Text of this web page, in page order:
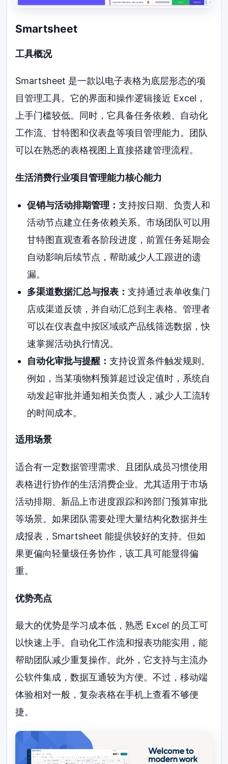
Smartsheet
工具概况
Smartsheet 是一款以电子表格为底层形态的项
目管理工具。它的界面和操作逻辑接近 Excel，
上手门槛较低。同时，它具备任务依赖、自动化
工作流、甘特图和仪表盘等项目管理能力。团队
可以在熟悉的表格视图上直接搭建管理流程。
生活消费行业项目管理能力核心能力
促销与活动排期管理： 支持按日期、负责人和
活动节点建立任务依赖关系。市场团队可以用
甘特图直观查看各阶段进度，前置任务延期会
自动影响后续节点，帮助减少人工跟进的遗
漏。
多渠道数据汇总与报表： 支持通过表单收集门
店或渠道反馈，并自动汇总到主表格。管理者
可以在仪表盘中按区域或产品线筛选数据，快
速掌握活动执行情况。
自动化审批与提醒： 支持设置条件触发规则。
例如，当某项物料预算超过设定值时，系统自
动发起审批并通知相关负责人，减少人工流转
的时间成本。
适用场景
适合有一定数据管理需求、且团队成员习惯使用
表格进行协作的生活消费企业。尤其适用于市场
活动排期、新品上市进度跟踪和跨部门预算审批
等场景。如果团队需要处理大量结构化数据并生
成报表，Smartsheet 能提供较好的支持。但如
果更偏向轻量级任务协作，该工具可能显得偏
重。
优势亮点
最大的优势是学习成本低，熟悉 Excel 的员工可
以快速上手。自动化工作流和报表功能实用，能
帮助团队减少重复操作。此外，它支持与主流办
公软件集成，数据互通较为方便。不过，移动端
体验相对一般，复杂表格在手机上查看不够便
捷。